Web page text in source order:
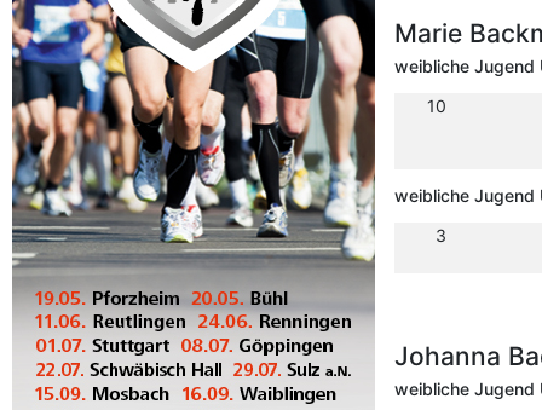
Marie
weibliche Jugend
10
weibliche Jugend
3
Johanna
weibliche Jugend